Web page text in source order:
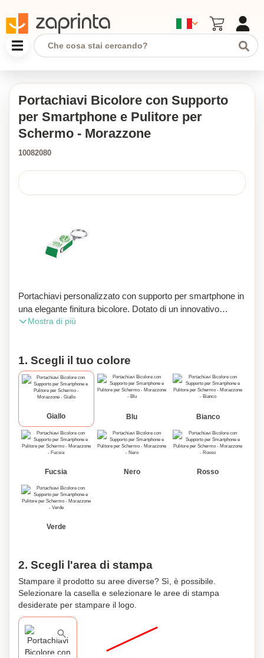
Portachiavi Bicolore con Supporto
per Smartphone e Pulitore per
Schermo - Morazzone
10082080
Portachiavi personalizzato con supporto per smartphone in
una elegante finitura bicolore. Dotato di un innovativo
meccanismo a torsione e di un pratico pulitore per schermo
Mostra di più
1. Scegli il tuo colore
Giallo Blu Bianco
Fucsia Nero Rosso
Verde
2. Scegli l'area di stampa
Stampare il prodotto su aree diverse? Sì, è possibile.
Selezionare la casella e selezionare le aree di stampa
desiderate per stampare il logo.